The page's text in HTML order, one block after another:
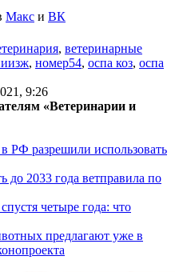
Макс и ВК
, ветеринарные
, номер54, оспа коз, оспа
9:26
«Ветеринарии и
РФ разрешили использовать
до 2033 года ветправила по
четыре года: что
предлагают уже в